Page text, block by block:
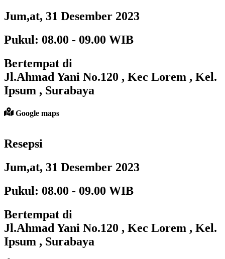
Jum,at, 31 Desember 2023
Pukul: 08.00 - 09.00 WIB
Bertempat di
Jl.Ahmad Yani No.120 , Kec Lorem , Kel.
Ipsum , Surabaya
Google maps
Resepsi
Jum,at, 31 Desember 2023
Pukul: 08.00 - 09.00 WIB
Bertempat di
Jl.Ahmad Yani No.120 , Kec Lorem , Kel.
Ipsum , Surabaya